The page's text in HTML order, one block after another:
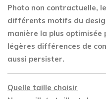
Photo non contractuelle,
différents motifs du
manière la plus
légères différences de
aussi persister.
Quelle taille choisir